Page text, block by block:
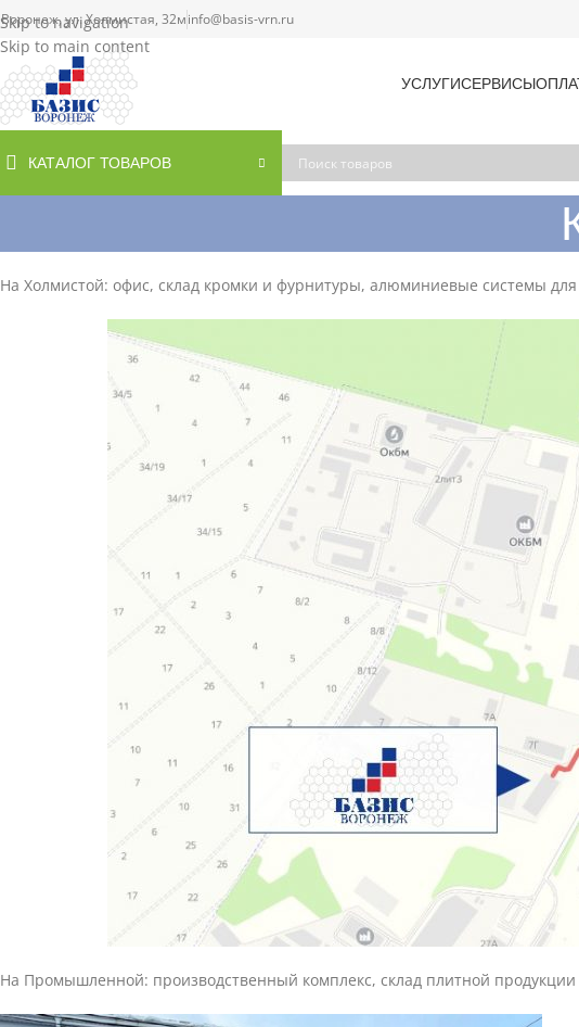
Skip to navigation
Skip to main content
Воронеж, ул. Холмистая, 32мinfo@basis-vrn.ru
УСЛУГИСЕРВИСЫ
КАТАЛОГ ТОВАРОВ
На Холмистой: офис, склад кромки и фурнитуры, алюминиевые системы
На Промышленной: производственный комплекс, склад плитной